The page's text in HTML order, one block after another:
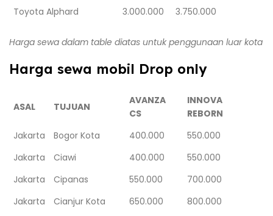
Toyota Alphard
3.000.000 3.750.000
Harga sewa dalam table diatas untuk penggunaan luar kota
Harga sewa mobil Drop only
ASAL TUJUAN
AVANZA
CS
INNOVA
REBORN
Jakarta
Bogor Kota 400.000
550.000
Jakarta
Ciawi 400.000
550.000
Jakarta
Cipanas 550.000
700.000
Jakarta
Cianjur Kota 650.000
800.000